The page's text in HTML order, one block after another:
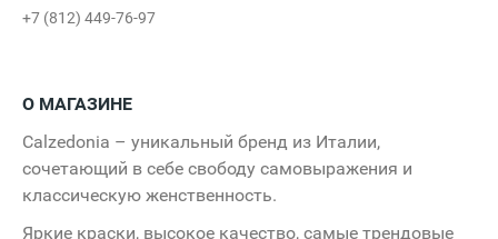
+7 (812) 449-76-97
Доктор
О МАГАЗИНЕ
Calzedonia – уникальный бренд из Италии,
сочетающий в себе свободу самовыражения и
классическую женственность.
Яркие краски, высокое качество, самые трендовые